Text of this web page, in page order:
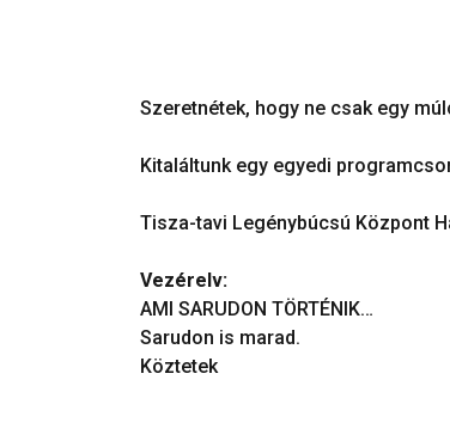
Szeretnétek, hogy ne csak egy
Kitaláltunk egy egyedi
Tisza-tavi Legénybúcsú Központ
Vezérelv:
AMI SARUDON TÖRTÉNIK…
Sarudon is marad.
Köztetek